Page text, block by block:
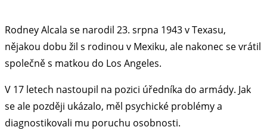
Rodney Alcala se narodil 23. srpna 1943 v Texasu,
nějakou dobu žil s rodinou v Mexiku, ale nakonec se vrátil
společně s matkou do Los Angeles.
V 17 letech nastoupil na pozici úředníka do armády. Jak
se ale později ukázalo, měl psychické problémy a
diagnostikovali mu poruchu osobnosti.